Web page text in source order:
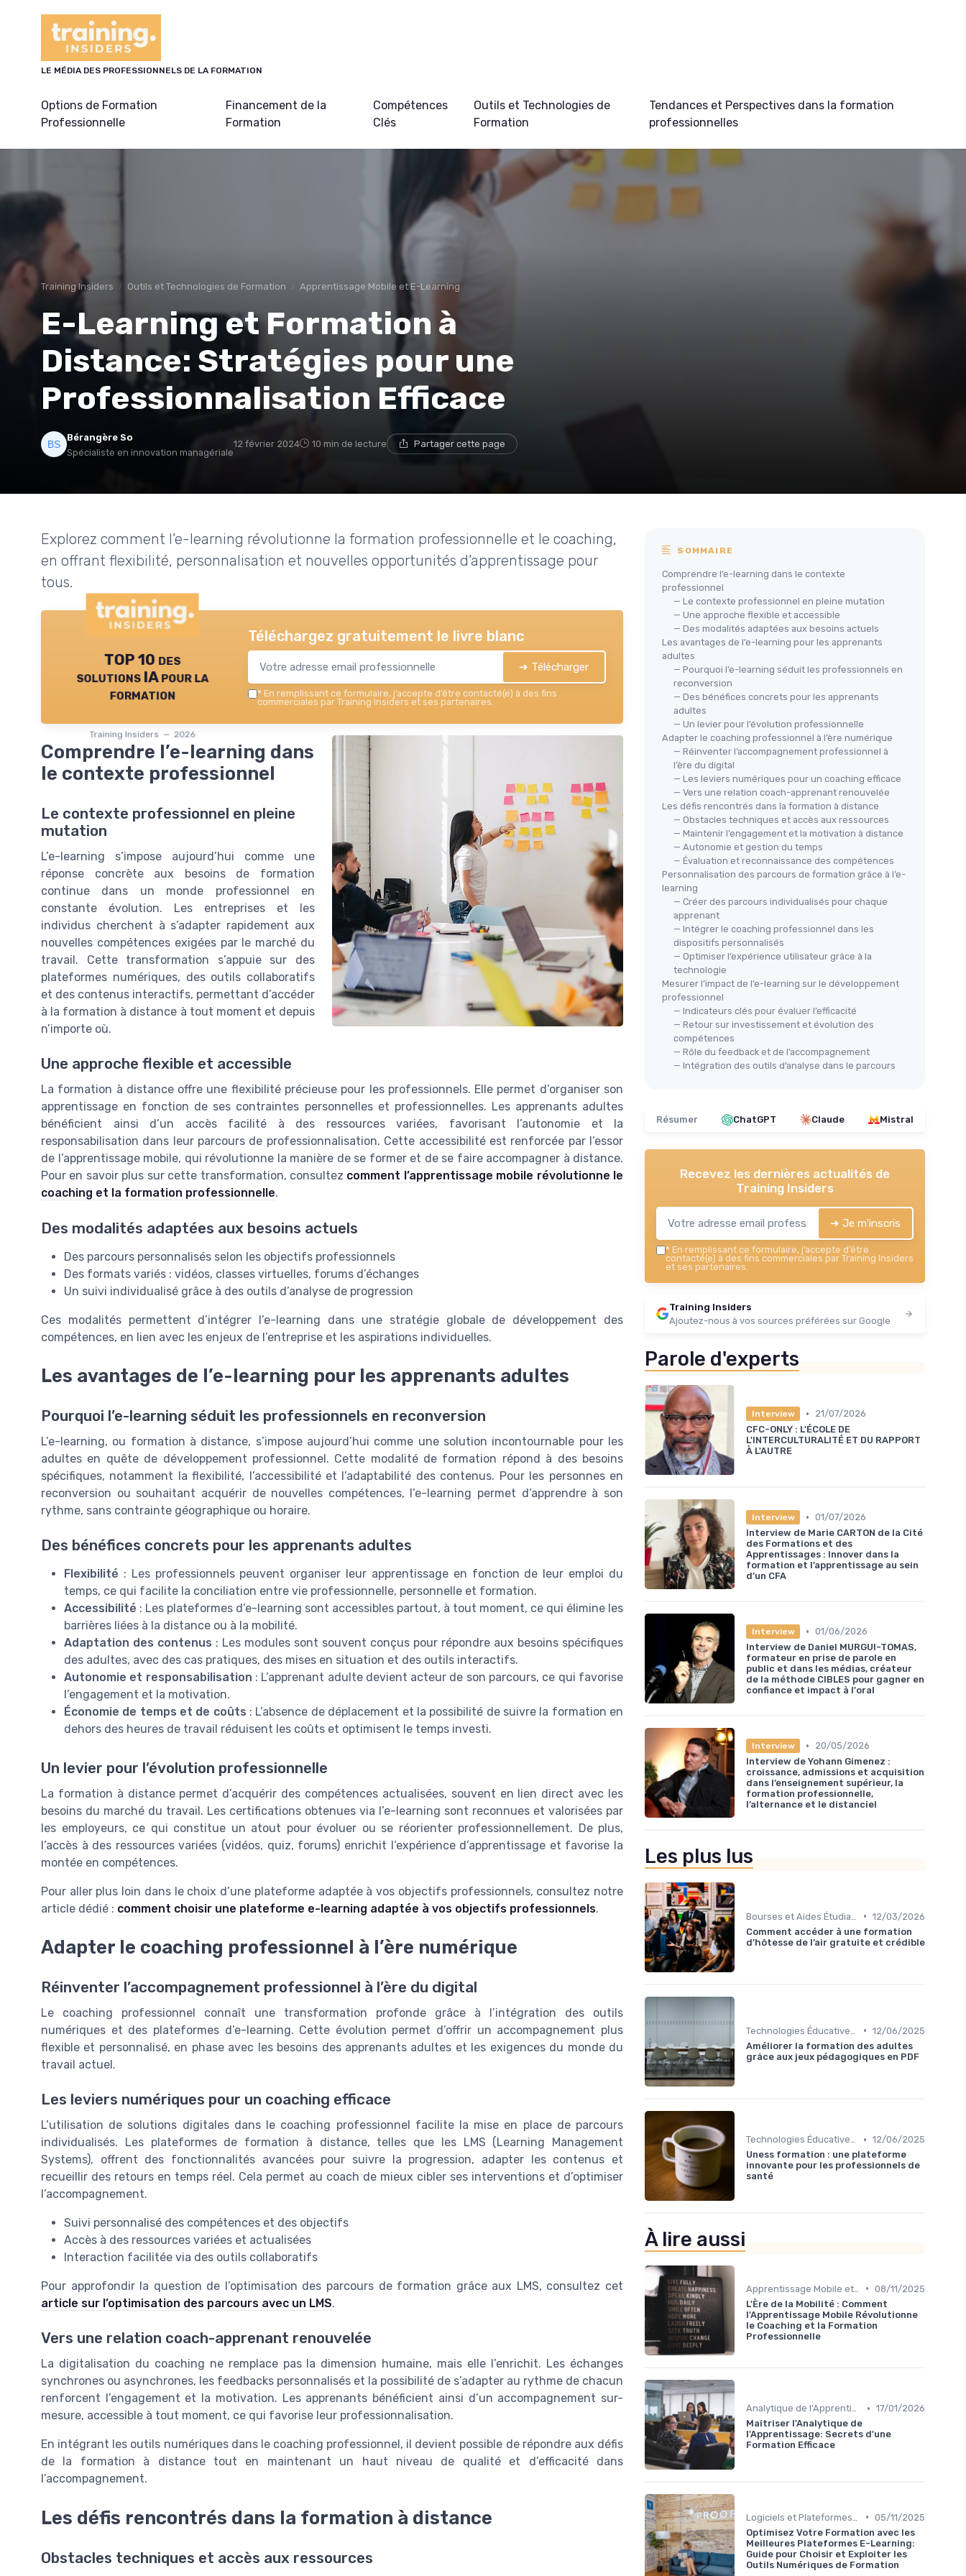
LE MÉDIA DES PROFESSIONNELS DE LA FORMATION
Options de Formation
Professionnelle
Financement de la
Formation
Compétences
Clés
Outils et Technologies de
Formation
Tendances et Perspectives dans la formation
professionnelles
Training Insiders Outils et Technologies de Formation Apprentissage Mobile et E-Learning
E-Learning et Formation à
Distance: Stratégies pour une
Professionnalisation Efficace
Bérangère So
Spécialiste en innovation managériale
12 février 2024 10 min de lecture Partager cette page
Explorez comment l’e-learning révolutionne la formation professionnelle et le coaching,
en offrant flexibilité, personnalisation et nouvelles opportunités d’apprentissage pour
tous.
TOP 10 des
solutions IA pour la
formation
Training Insiders — 2026
Téléchargez gratuitement le livre blanc
➔ Télécharger
* En remplissant ce formulaire, j’accepte d’être contacté(e) à des fins
commerciales par Training Insiders et ses partenaires.
Comprendre l’e-learning dans
le contexte professionnel
Le contexte professionnel en pleine
mutation
L’e-learning s’impose aujourd’hui comme une
réponse concrète aux besoins de formation
continue dans un monde professionnel en
constante évolution. Les entreprises et les
individus cherchent à s’adapter rapidement aux
nouvelles compétences exigées par le marché du
travail. Cette transformation s’appuie sur des
plateformes numériques, des outils collaboratifs
et des contenus interactifs, permettant d’accéder
à la formation à distance à tout moment et depuis
n’importe où.
Une approche flexible et accessible
La formation à distance offre une flexibilité précieuse pour les professionnels. Elle permet d’organiser son
apprentissage en fonction de ses contraintes personnelles et professionnelles. Les apprenants adultes
bénéficient ainsi d’un accès facilité à des ressources variées, favorisant l’autonomie et la
responsabilisation dans leur parcours de professionnalisation. Cette accessibilité est renforcée par l’essor
de l’apprentissage mobile, qui révolutionne la manière de se former et de se faire accompagner à distance.
Pour en savoir plus sur cette transformation, consultez comment l’apprentissage mobile révolutionne le
coaching et la formation professionnelle.
Des modalités adaptées aux besoins actuels
Des parcours personnalisés selon les objectifs professionnels
Des formats variés : vidéos, classes virtuelles, forums d’échanges
Un suivi individualisé grâce à des outils d’analyse de progression
Ces modalités permettent d’intégrer l’e-learning dans une stratégie globale de développement des
compétences, en lien avec les enjeux de l’entreprise et les aspirations individuelles.
Les avantages de l’e-learning pour les apprenants adultes
Pourquoi l’e-learning séduit les professionnels en reconversion
L’e-learning, ou formation à distance, s’impose aujourd’hui comme une solution incontournable pour les
adultes en quête de développement professionnel. Cette modalité de formation répond à des besoins
spécifiques, notamment la flexibilité, l’accessibilité et l’adaptabilité des contenus. Pour les personnes en
reconversion ou souhaitant acquérir de nouvelles compétences, l’e-learning permet d’apprendre à son
rythme, sans contrainte géographique ou horaire.
Des bénéfices concrets pour les apprenants adultes
Flexibilité : Les professionnels peuvent organiser leur apprentissage en fonction de leur emploi du
temps, ce qui facilite la conciliation entre vie professionnelle, personnelle et formation.
Accessibilité : Les plateformes d’e-learning sont accessibles partout, à tout moment, ce qui élimine les
barrières liées à la distance ou à la mobilité.
Adaptation des contenus : Les modules sont souvent conçus pour répondre aux besoins spécifiques
des adultes, avec des cas pratiques, des mises en situation et des outils interactifs.
Autonomie et responsabilisation : L’apprenant adulte devient acteur de son parcours, ce qui favorise
l’engagement et la motivation.
Économie de temps et de coûts : L’absence de déplacement et la possibilité de suivre la formation en
dehors des heures de travail réduisent les coûts et optimisent le temps investi.
Un levier pour l’évolution professionnelle
La formation à distance permet d’acquérir des compétences actualisées, souvent en lien direct avec les
besoins du marché du travail. Les certifications obtenues via l’e-learning sont reconnues et valorisées par
les employeurs, ce qui constitue un atout pour évoluer ou se réorienter professionnellement. De plus,
l’accès à des ressources variées (vidéos, quiz, forums) enrichit l’expérience d’apprentissage et favorise la
montée en compétences.
Pour aller plus loin dans le choix d’une plateforme adaptée à vos objectifs professionnels, consultez notre
article dédié : comment choisir une plateforme e-learning adaptée à vos objectifs professionnels.
Adapter le coaching professionnel à l’ère numérique
Réinventer l’accompagnement professionnel à l’ère du digital
Le coaching professionnel connaît une transformation profonde grâce à l’intégration des outils
numériques et des plateformes d’e-learning. Cette évolution permet d’offrir un accompagnement plus
flexible et personnalisé, en phase avec les besoins des apprenants adultes et les exigences du monde du
travail actuel.
Les leviers numériques pour un coaching efficace
L’utilisation de solutions digitales dans le coaching professionnel facilite la mise en place de parcours
individualisés. Les plateformes de formation à distance, telles que les LMS (Learning Management
Systems), offrent des fonctionnalités avancées pour suivre la progression, adapter les contenus et
recueillir des retours en temps réel. Cela permet au coach de mieux cibler ses interventions et d’optimiser
l’accompagnement.
Suivi personnalisé des compétences et des objectifs
Accès à des ressources variées et actualisées
Interaction facilitée via des outils collaboratifs
Pour approfondir la question de l’optimisation des parcours de formation grâce aux LMS, consultez cet
article sur l’optimisation des parcours avec un LMS.
Vers une relation coach-apprenant renouvelée
La digitalisation du coaching ne remplace pas la dimension humaine, mais elle l’enrichit. Les échanges
synchrones ou asynchrones, les feedbacks personnalisés et la possibilité de s’adapter au rythme de chacun
renforcent l’engagement et la motivation. Les apprenants bénéficient ainsi d’un accompagnement sur-
mesure, accessible à tout moment, ce qui favorise leur professionnalisation.
En intégrant les outils numériques dans le coaching professionnel, il devient possible de répondre aux défis
de la formation à distance tout en maintenant un haut niveau de qualité et d’efficacité dans
l’accompagnement.
Les défis rencontrés dans la formation à distance
Obstacles techniques et accès aux ressources
SOMMAIRE
Comprendre l’e-learning dans le contexte
professionnel
— Le contexte professionnel en pleine mutation
— Une approche flexible et accessible
— Des modalités adaptées aux besoins actuels
Les avantages de l’e-learning pour les apprenants
adultes
— Pourquoi l’e-learning séduit les professionnels en
reconversion
— Des bénéfices concrets pour les apprenants
adultes
— Un levier pour l’évolution professionnelle
Adapter le coaching professionnel à l’ère numérique
— Réinventer l’accompagnement professionnel à
l’ère du digital
— Les leviers numériques pour un coaching efficace
— Vers une relation coach-apprenant renouvelée
Les défis rencontrés dans la formation à distance
— Obstacles techniques et accès aux ressources
— Maintenir l’engagement et la motivation à distance
— Autonomie et gestion du temps
— Évaluation et reconnaissance des compétences
Personnalisation des parcours de formation grâce à l’e-
learning
— Créer des parcours individualisés pour chaque
apprenant
— Intégrer le coaching professionnel dans les
dispositifs personnalisés
— Optimiser l’expérience utilisateur grâce à la
technologie
Mesurer l’impact de l’e-learning sur le développement
professionnel
— Indicateurs clés pour évaluer l’efficacité
— Retour sur investissement et évolution des
compétences
— Rôle du feedback et de l’accompagnement
— Intégration des outils d’analyse dans le parcours
Résumer ChatGPT Claude Mistral
Recevez les dernières actualités de
Training Insiders
➔ Je m'inscris
* En remplissant ce formulaire, j’accepte d’être
contacté(e) à des fins commerciales par Training Insiders
et ses partenaires.
Training Insiders
Ajoutez-nous à vos sources préférées sur Google
Parole d'experts
Interview •
21/07/2026
CFC-ONLY : L'ÉCOLE DE
L'INTERCULTURALITÉ ET DU RAPPORT
À L'AUTRE
Interview • 01/07/2026
Interview de Marie CARTON de la Cité
des Formations et des
Apprentissages : Innover dans la
formation et l’apprentissage au sein
d’un CFA
Interview • 01/06/2026
Interview de Daniel MURGUI-TOMAS,
formateur en prise de parole en
public et dans les médias, créateur
de la méthode CIBLES pour gagner en
confiance et impact à l'oral
Interview •
20/05/2026
Interview de Yohann Gimenez :
croissance, admissions et acquisition
dans l’enseignement supérieur, la
formation professionnelle,
l’alternance et le distanciel
Les plus lus
• 12/03/2026
Comment accéder à une formation
d’hôtesse de l’air gratuite et crédible
• 12/06/2025
Améliorer la formation des adultes
grâce aux jeux pédagogiques en PDF
Technologies Éducatives Innovantes • 12/06/2025
Uness formation : une plateforme
innovante pour les professionnels de
santé
À lire aussi
• 08/11/2025
L'Ère de la Mobilité : Comment
l'Apprentissage Mobile Révolutionne
le Coaching et la Formation
Professionnelle
Analytique de l'Apprentissage et Feedback • 17/01/2026
Maîtriser l'Analytique de
l'Apprentissage: Secrets d'une
Formation Efficace
• 05/11/2025
Optimisez Votre Formation avec les
Meilleures Plateformes E-Learning:
Guide pour Choisir et Exploiter les
Outils Numériques de Formation